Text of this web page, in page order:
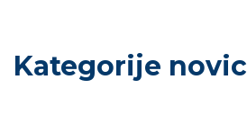
Kategorije novic